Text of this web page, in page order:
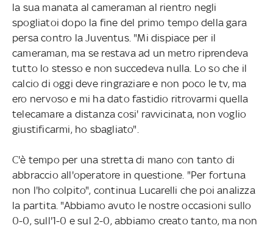
la sua manata al cameraman al rientro negli
spogliatoi dopo la fine del primo tempo della gara
persa contro la Juventus. "Mi dispiace per il
cameraman, ma se restava ad un metro riprendeva
tutto lo stesso e non succedeva nulla. Lo so che il
calcio di oggi deve ringraziare e non poco le tv, ma
ero nervoso e mi ha dato fastidio ritrovarmi quella
telecamare a distanza cosi' ravvicinata, non voglio
giustificarmi, ho sbagliato".
C'è tempo per una stretta di mano con tanto di
abbraccio all'operatore in questione. "Per fortuna
non l'ho colpito", continua Lucarelli che poi analizza
la partita. "Abbiamo avuto le nostre occasioni sullo
0-0, sull'1-0 e sul 2-0, abbiamo creato tanto, ma non